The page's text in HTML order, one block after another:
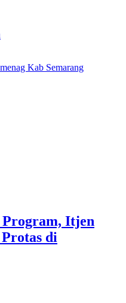
Kab Semarang
Itjen
di